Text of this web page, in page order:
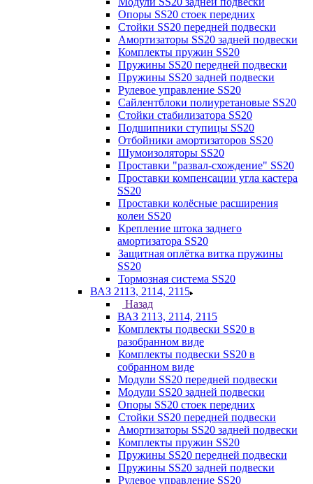
Опоры SS20 стоек передних
Стойки SS20 передней подвески
Амортизаторы SS20 задней подвески
Комплекты пружин SS20
Пружины SS20 передней подвески
Пружины SS20 задней подвески
Рулевое управление SS20
Сайлентблоки полиуретановые SS20
Стойки стабилизатора SS20
Подшипники ступицы SS20
Отбойники амортизаторов SS20
Шумоизоляторы SS20
Проставки "развал-схождение" SS20
Проставки компенсации угла кастера
SS20
Проставки колёсные расширения
колеи SS20
Крепление штока заднего
амортизатора SS20
Защитная оплётка витка пружины
SS20
Тормозная система SS20
ВАЗ 2113, 2114, 2115
Назад
ВАЗ 2113, 2114, 2115
Комплекты подвески SS20 в
разобранном виде
Комплекты подвески SS20 в
собранном виде
Модули SS20 передней подвески
Модули SS20 задней подвески
Опоры SS20 стоек передних
Стойки SS20 передней подвески
Амортизаторы SS20 задней подвески
Комплекты пружин SS20
Пружины SS20 передней подвески
Пружины SS20 задней подвески
Рулевое управление SS20